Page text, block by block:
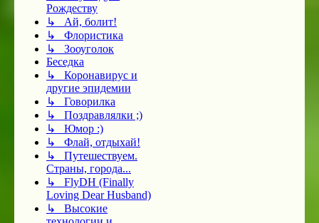
Рождеству
↳ Ай, болит!
↳ Флористика
↳ Зооуголок
Беседка
↳ Коронавирус и
другие эпидемии
↳ Говорилка
↳ Поздравлялки ;)
↳ Юмор :)
↳ Флай, отдыхай!
↳ Путешествуем.
Страны, города...
↳ FlyDH (Finally
Loving Dear Husband)
↳ Высокие